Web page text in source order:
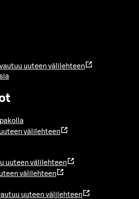
uuteen välilehteen
välilehteen
uuteen välilehteen
välilehteen
uuteen välilehteen